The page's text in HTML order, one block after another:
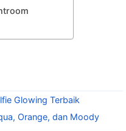
Glowing Terbaik
Orange, dan Moody